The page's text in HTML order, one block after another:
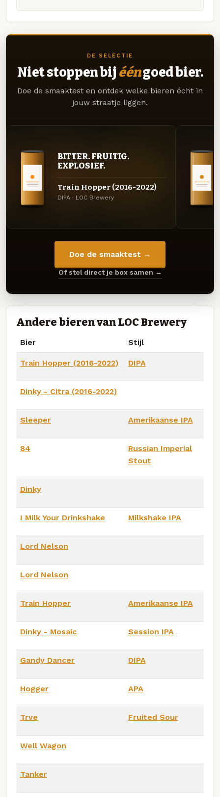
DE SELECTIE
Niet stoppen bij ééngoed bier.
Doe de smaaktest en ontdek welke bieren écht in
jouw straatje liggen.
BITTER. FRUITIG.
EXPLOSIEF.
Train Hopper (2016-2022)
DIPA · LOC Brewery
Doe de smaaktest →
Of stel direct je box samen →
Andere bieren van LOC Brewery
Bier Stijl
Train Hopper (2016-2022) DIPA
Dinky - Citra (2016-2022)
Sleeper Amerikaanse IPA
84
Russian Imperial
Stout
Dinky
I Milk Your Drinkshake Milkshake IPA
Lord Nelson
Lord Nelson
Train Hopper Amerikaanse IPA
Dinky - Mosaic Session IPA
Gandy Dancer DIPA
Hogger APA
Trve Fruited Sour
Well Wagon
Tanker